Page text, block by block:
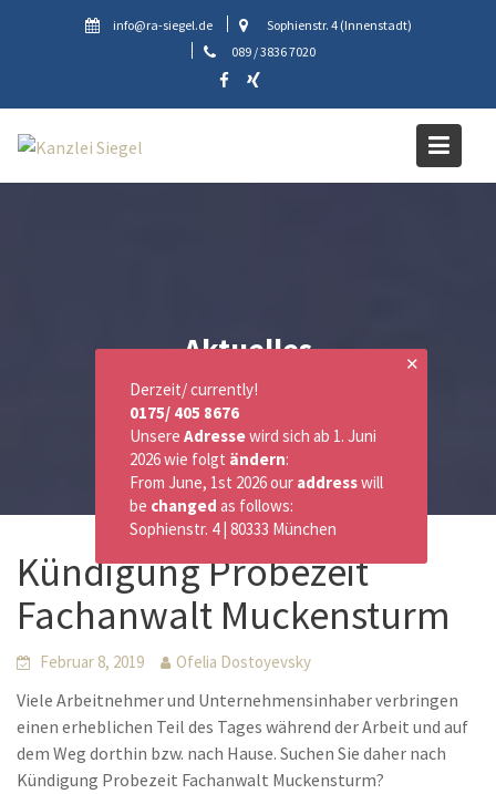
info@ra-siegel.de
Sophienstr. 4 (Innenstadt)
089 / 3836 7020
Aktuelles
Kündigung Probezeit
Fachanwalt Muckensturm
Februar 8, 2019 Ofelia Dostoyevsky
Viele Arbeitnehmer und Unternehmensinhaber verbringen
einen erheblichen Teil des Tages während der Arbeit und auf
dem Weg dorthin bzw. nach Hause. Suchen Sie daher nach
Kündigung Probezeit Fachanwalt Muckensturm?
✕
Derzeit/ currently!
0175/ 405 8676
Unsere Adressewird sich ab 1. Juni
2026 wie folgt ändern:
From June, 1st 2026 our addresswill
be changed as follows:
Sophienstr. 4 | 80333 München